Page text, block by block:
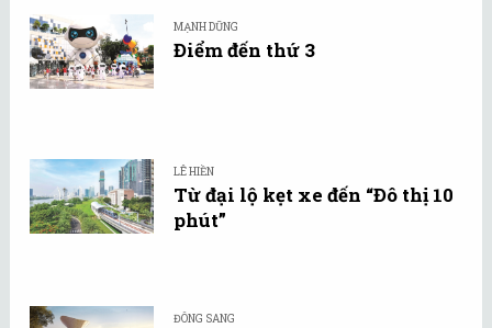
MẠNH DŨNG
Điểm đến thứ 3
LÊ HIỀN
Từ đại lộ kẹt xe đến “Đô thị 10
phút”
ĐÔNG SANG